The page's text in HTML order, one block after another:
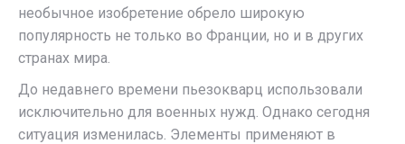
необычное изобретение обрело широкую
популярность не только во Франции, но и в других
странах мира.
До недавнего времени пьезокварц использовали
исключительно для военных нужд. Однако сегодня
ситуация изменилась. Элементы применяют в